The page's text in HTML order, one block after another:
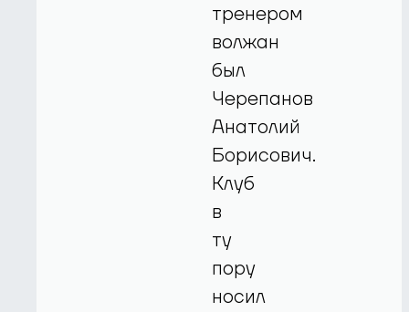
тренером
волжан
был
Черепанов
Анатолий
Борисович.
Клуб
в
ту
пору
носил